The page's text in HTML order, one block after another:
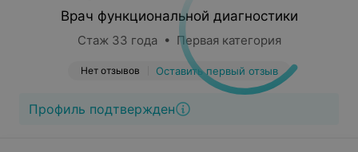
Врач функциональной диагностики
Стаж 33 года • Первая категория
Нет отзывов Оставить первый отзыв
Профиль подтвержден